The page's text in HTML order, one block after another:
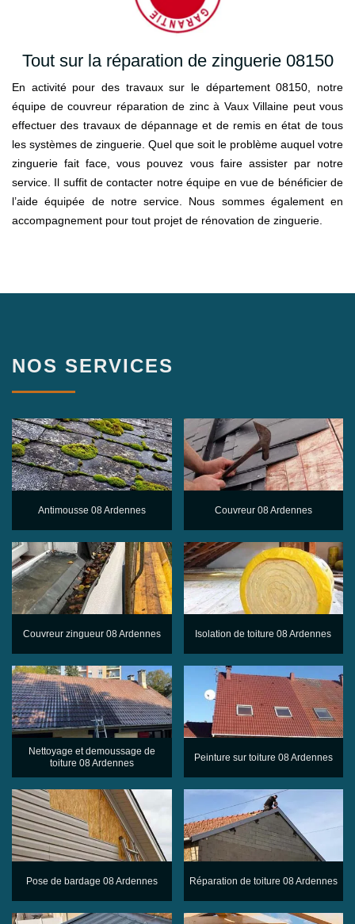
Tout sur la réparation de zinguerie 08150
En activité pour des travaux sur le département 08150, notre
équipe de couvreur réparation de zinc à Vaux Villaine peut vous
effectuer des travaux de dépannage et de remis en état de tous
les systèmes de zinguerie. Quel que soit le problème auquel votre
zinguerie fait face, vous pouvez vous faire assister par notre
service. Il suffit de contacter notre équipe en vue de bénéficier de
l’aide équipée de notre service. Nous sommes également en
accompagnement pour tout projet de rénovation de zinguerie.
NOS SERVICES
Antimousse 08 Ardennes Couvreur 08 Ardennes
Couvreur zingueur 08 Ardennes Isolation de toiture 08 Ardennes
Nettoyage et demoussage de
toiture 08 Ardennes
Peinture sur toiture 08 Ardennes
Pose de bardage 08 Ardennes Réparation de toiture 08 Ardennes